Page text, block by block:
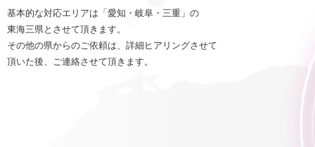
基本的な対応エリアは「愛知・岐阜・三重」の
東海三県とさせて頂きます。
その他の県からのご依頼は、詳細ヒアリングさせて
頂いた後、ご連絡させて頂きます。